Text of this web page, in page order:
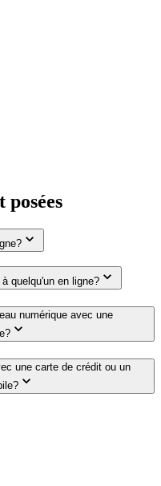
posées
quelqu'un en ligne?
numérique avec une
une carte de crédit ou un